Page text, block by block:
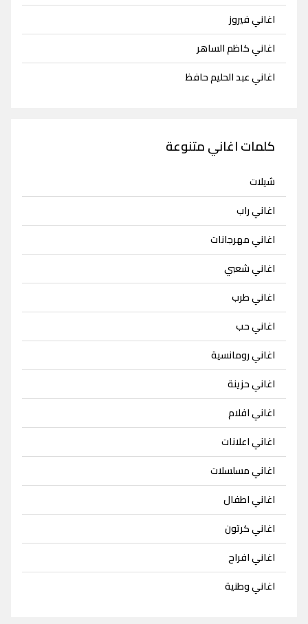
اغاني فيروز
اغاني كاظم الساهر
اغاني عبد الحليم حافظ
كلمات اغاني متنوعة
شيلات
اغاني راب
اغاني مهرجانات
اغاني شعبي
اغاني طرب
اغاني حب
اغاني رومانسية
اغاني حزينة
اغاني افلام
اغاني اعلانات
اغاني مسلسلات
اغاني اطفال
اغاني كرتون
اغاني افراح
اغاني وطنية